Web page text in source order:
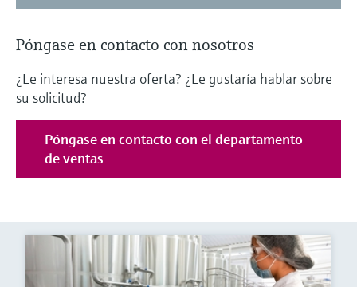
Póngase en contacto con nosotros
¿Le interesa nuestra oferta? ¿Le gustaría hablar sobre
su solicitud?
Póngase en contacto con el departamento
de ventas